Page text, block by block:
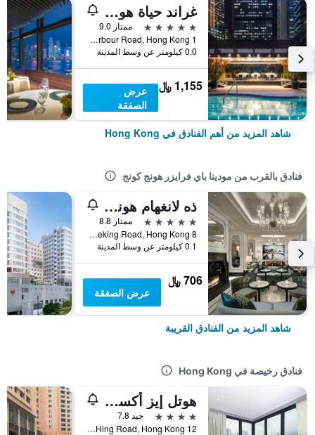
غراند حياة هونغ كونغ
5 نجوم
ممتاز 9.0
1 Harbour Road, Hong Kong, هونغ كونغ
0.0 كيلومتر عن وسط المدينة
1,155 ﷼
عرض
الصفقة
شاهد المزيد من أهم الفنادق في Hong Kong
فنادق بالقرب من مودينا باي فرايزر هونج كونج
ذه لانغهام هونغ كونغ
5 نجوم
ممتاز 8.8
8 Peking Road, Hong Kong, هونغ كونغ
0.1 كيلومتر عن وسط المدينة
706 ﷼
عرض الصفقة
شاهد المزيد من الفنادق القريبة
فنادق رخيصة في Hong Kong
هوتل إيز أكسيس تسين وان
4 نجوم
جيد 7.8
12 Ka Hing Road, Hong Kong, هونغ كونغ